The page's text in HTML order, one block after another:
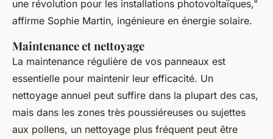
une révolution pour les installations photovoltaïques,"
affirme Sophie Martin, ingénieure en énergie solaire.
Maintenance et nettoyage
La maintenance régulière de vos panneaux est
essentielle pour maintenir leur efficacité. Un
nettoyage annuel peut suffire dans la plupart des cas,
mais dans les zones très poussiéreuses ou sujettes
aux pollens, un nettoyage plus fréquent peut être